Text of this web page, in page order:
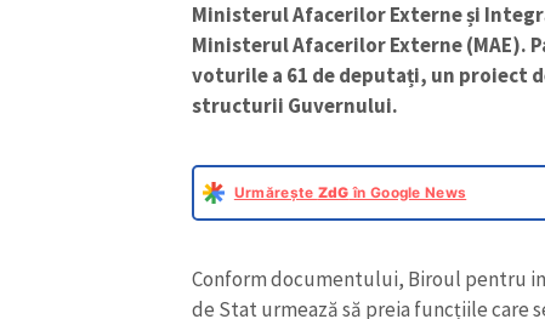
Ministerul Afacerilor Externe și
Ministerul Afacerilor Externe (MAE).
voturile a 61 de deputați, un proiect
structurii Guvernului.
Urmărește ZdG în Google News
Conform documentului, Biroul pentru
de Stat urmează să preia funcțiile care